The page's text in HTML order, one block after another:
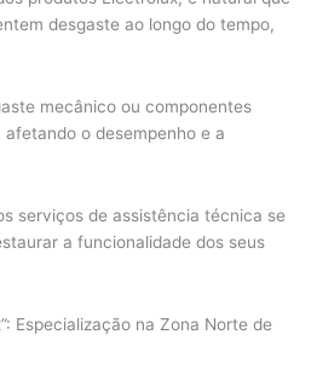
desgaste ao longo do tempo,
mecânico ou componentes
o desempenho e a
serviços de assistência técnica se
a funcionalidade dos seus
Especialização na Zona Norte de